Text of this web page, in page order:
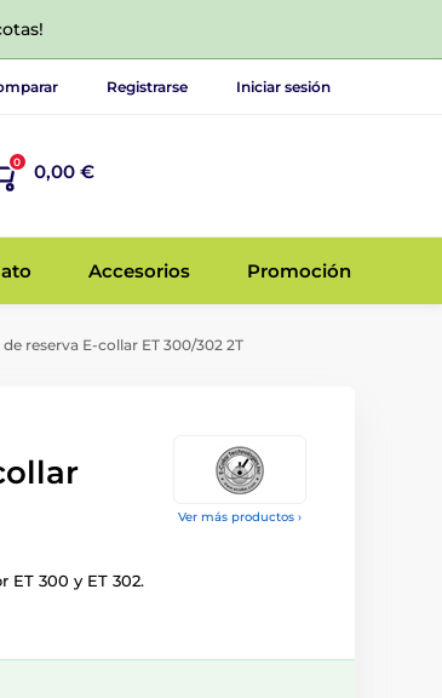
Registrarse Iniciar sesión
0 0,00 €
Accesorios Promoción
de reserva E-collar ET 300/302 2T
Ver más productos ›
ET 300 y ET 302.